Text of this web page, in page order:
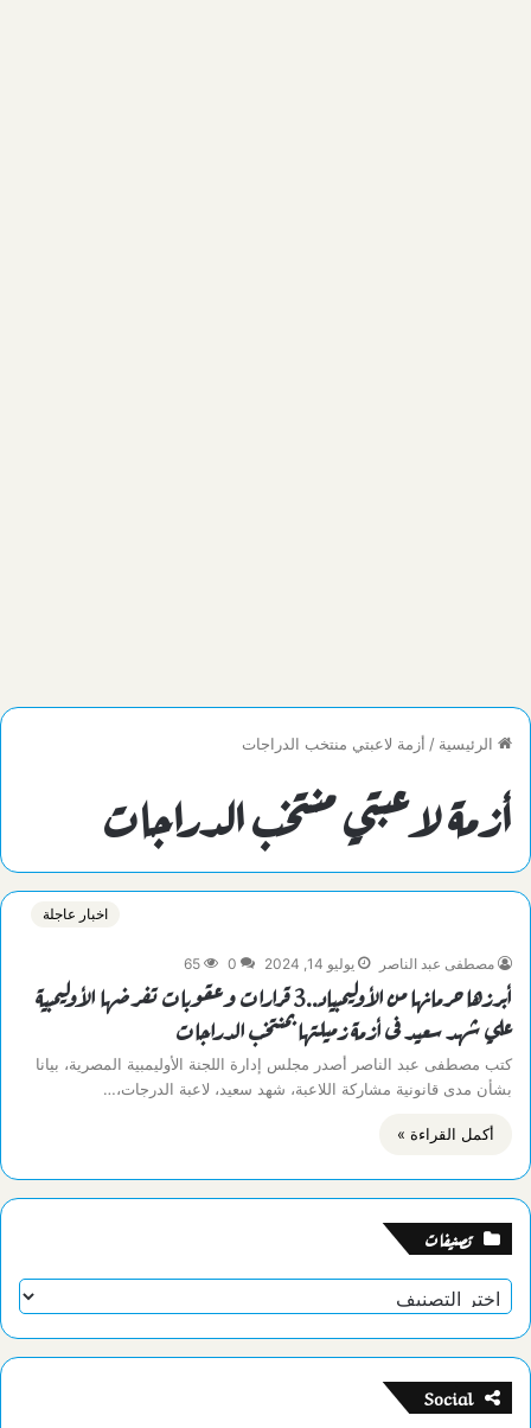
الرئيسية / أزمة لاعبتي منتخب الدراجات
أزمة لاعبتي منتخب الدراجات
اخبار عاجلة
مصطفى عبد الناصر يوليو 14, 2024 0
65
أبرزها حرمانها من الأوليمبياد..3 قرارات وعقوبات تفرضها الأوليمبية
علي شهد سعيد فى أزمة زميلتها بمنتخب الدراجات
كتب مصطفى عبد الناصر أصدر مجلس إدارة اللجنة الأوليمبية المصرية، بيانا
بشأن مدى قانونية مشاركة اللاعبة، شهد سعيد، لاعبة الدرجات،…
أكمل القراءة »
تصنيفات
تصنيفات
Social